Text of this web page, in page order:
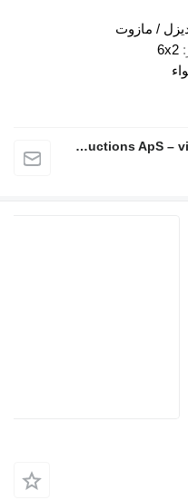
/ مازوت
6x2
Fymas Auctions ApS – visit the auction fymasauctions.dk